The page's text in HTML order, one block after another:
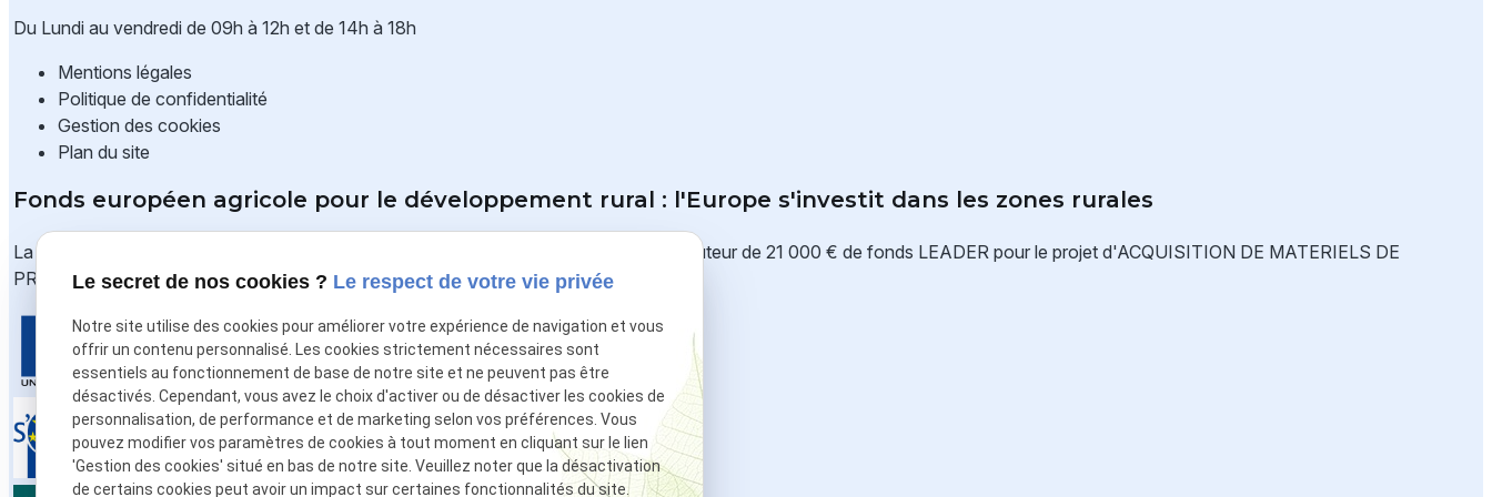
Du Lundi au vendredi de 09h à 12h et de 14h à 18h
Mentions légales
Politique de confidentialité
Gestion des cookies
Plan du site
Fonds européen agricole pour le développement rural : l'Europe s'investit dans les zones rurales
La SARL NORD ESPACE CONCEPTION est cofinancée par l'Union Européenne à hauteur de 21 000 € de fonds LEADER pour le projet d'ACQUISITION DE MATERIELS DE
PRODUCTIONLe secret de nos cookies ? Le respect de votre vie privée
Notre site utilise des cookies pour améliorer votre expérience de navigation et vous
offrir un contenu personnalisé. Les cookies strictement nécessaires sont
essentiels au fonctionnement de base de notre site et ne peuvent pas être
désactivés. Cependant, vous avez le choix d'activer ou de désactiver les cookies de
personnalisation, de performance et de marketing selon vos préférences. Vous
pouvez modifier vos paramètres de cookies à tout moment en cliquant sur le lien
'Gestion des cookies' situé en bas de notre site. Veuillez noter que la désactivation
de certains cookies peut avoir un impact sur certaines fonctionnalités du site.